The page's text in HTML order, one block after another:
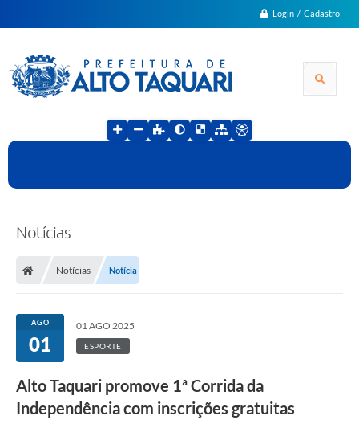
Login / Cadastro
Notícias
Notícias Notícia
AGO
01
01 AGO 2025
ESPORTE
Alto Taquari promove 1ª Corrida da
Independência com inscrições gratuitas